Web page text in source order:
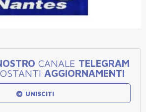
CANALE TELEGRAM
AGGIORNAMENTI
UNISCITI